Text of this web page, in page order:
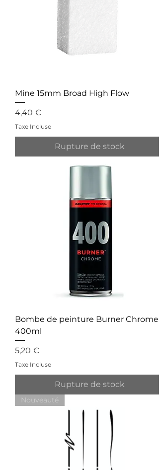
Mine 15mm Broad High Flow
Prix
4,40 €
Taxe Incluse
Rupture de stock
Bombe de peinture Burner Chrome
400ml
Prix
5,20 €
Taxe Incluse
Rupture de stock
Nouveauté